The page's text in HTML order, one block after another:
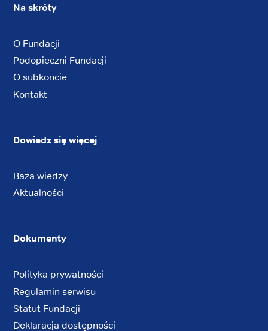
Na skróty
O Fundacji
Podopieczni Fundacji
O subkoncie
Kontakt
Dowiedz się więcej
Baza wiedzy
Aktualności
Dokumenty
Polityka prywatności
Regulamin serwisu
Statut Fundacji
Deklaracja dostępności